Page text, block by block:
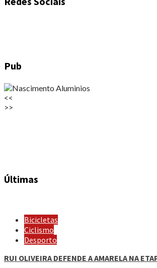
Pub
<<
>>
Últimas
Bicicletas
Ciclismo
Desporto
RUI OLIVEIRA DEFENDE A AMARELA NA